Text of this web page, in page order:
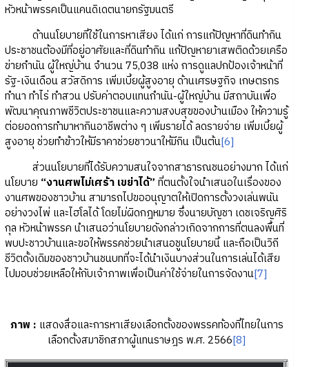
หัวหน้าพรรคเป็นแคนดิเดตนายกรัฐมนตรี
ด้านนโยบายที่ใช้ในการหาเสียง ได้แก่ การแก้ปัญหาที่ดินทำกิน
ประชาชนต้องมีที่อยู่อาศัยและที่ดินทำกิน แก้ปัญหายาเสพติดด้วยเครือ
ข่ายกำนัน ผู้ใหญ่บ้าน จำนวน 75,038 แห่ง การดูแลปกป้องเจ้าหน้าที่
รัฐ-เงินเดือน สวัสดิการ เพิ่มเบี้ยผู้สูงอายุ ด้านเศรษฐกิจ เกษตรกร
ทำนา ทำไร่ ทำสวน ปรับค่าตอบแทนกำนัน-ผู้ใหญ่บ้าน มีสถาบันเพื่อ
พัฒนาคุณภาพชีวิตประชาชนและความสงบสุขของบ้านเมือง ให้ความรู้
ต่อยอดการทำมาหากินอาชีพต่าง ๆ เพิ่มรายได้ ลดรายจ่าย เพิ่มเบี้ยผู้
สูงอายุ ช่วยทำข้าวให้มีราคาช่วยชาวนาให้มีกิน เป็นต้น[6]
ส่วนนโยบายที่ได้รับความสนใจจากสาธารณชนอย่างมาก ได้แก่
นโยบาย “งานศพไม่เศร้า เขย่าได้” ที่ตนตั้งใจนำเสนอในเรื่องของ
งานศพของชาวบ้าน สามารถไปขออนุญาตให้เปิดการตั้งวงเล่นพนัน
อย่างวงไพ่ และไฮโลได้ โดยไม่ผิดกฎหมาย ซึ่งนายบัญชา เดชเจริญศิริ
กุล หัวหน้าพรรค นำเสนอว่านโยบายดังกล่าวเกิดจากการที่ตนลงพื้นที่
พบปะชาวบ้านและขอให้พรรคช่วยนำเสนอชูนโยบายนี้ และถือเป็นวิถี
ชีวิตดั้งเดิมของชาวบ้านชนบทที่จะได้นำเงินบางส่วนในการเล่นได้เสีย
ไปมอบช่วยเหลือให้กับเจ้าภาพเพื่อเป็นค่าใช้จ่ายในการจัดงาน[7]
ภาพ : แสดงสื่อและการหาเสียงเลือกตั้งของพรรคท้องที่ไทยในการ
เลือกตั้งสมาชิกสภาผู้แทนราษฎร พ.ศ. 2566[8]